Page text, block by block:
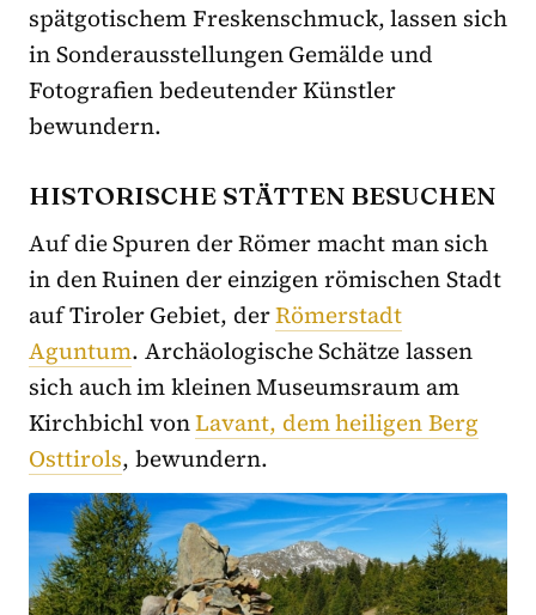
spätgotischem Freskenschmuck, lassen sich
in Sonderausstellungen Gemälde und
Fotografien bedeutender Künstler
bewundern.
HISTORISCHE STÄTTEN BESUCHEN
Auf die Spuren der Römer macht man sich
in den Ruinen der einzigen römischen Stadt
auf Tiroler Gebiet, derRömerstadt
Aguntum. Archäologische Schätze lassen
sich auch im kleinen Museumsraum am
Kirchbichl vonLavant, dem heiligen Berg
Osttirols, bewundern.